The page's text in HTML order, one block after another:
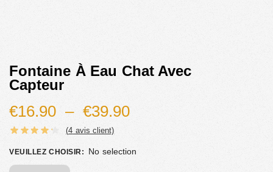
Fontaine À Eau Chat Avec
Capteur
€16.90 – €39.90
(4 avis client)
VEUILLEZ CHOISIR: No selection